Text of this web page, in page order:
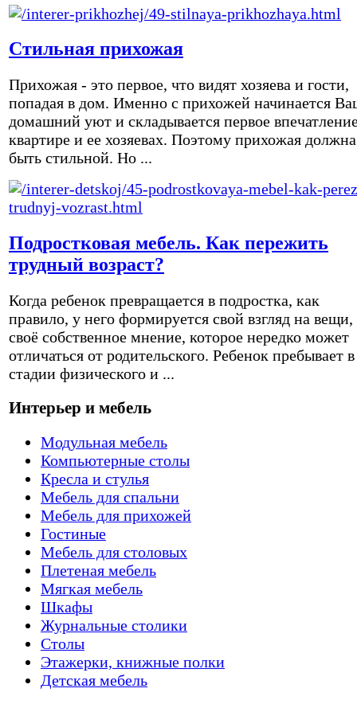
Стильная прихожая
Прихожая - это первое, что видят хозяева и гости,
попадая в дом. Именно с прихожей начинается
домашний уют и складывается первое
квартире и ее хозяевах. Поэтому прихожая должна
быть стильной. Но ...
Подростковая мебель. Как пережить
трудный возраст?
Когда ребенок превращается в подростка, как
правило, у него формируется свой взгляд на вещи,
своё собственное мнение, которое нередко может
отличаться от родительского. Ребенок пребывает в
стадии физического и ...
Интерьер и мебель
Модульная мебель
Компьютерные столы
Кресла и стулья
Мебель для спальни
Мебель для прихожей
Гостиные
Мебель для столовых
Плетеная мебель
Мягкая мебель
Шкафы
Журнальные столики
Столы
Этажерки, книжные полки
Детская мебель